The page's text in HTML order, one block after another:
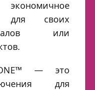
для своих
или
— это
для